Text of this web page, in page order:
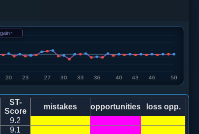
退二
-
ST-
Score
mistakes opportunities
loss opp.
9.2
9.1